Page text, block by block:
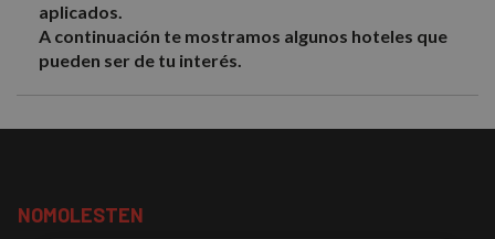
aplicados.
A continuación te mostramos algunos hoteles que
pueden ser de tu interés.
NOMOLESTEN